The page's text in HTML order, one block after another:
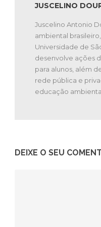
JUSCELINO
Juscelino Antonio
ambiental
Universidade de
desenvolve ações
para alunos, além
rede pública e
educação
DEIXE O SEU